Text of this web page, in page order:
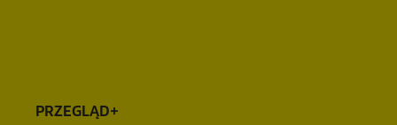
PRZEGLĄD+